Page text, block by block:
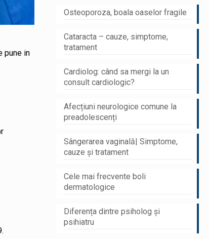
pune in
Osteoporoza, boala oaselor fragile
Cataracta – cauze, simptome,
tratament
Cardiolog: când sa mergi la un
consult cardiologic?
Afecțiuni neurologice comune la
preadolescenți
Sângerarea vaginală| Simptome,
cauze și tratament
Cele mai frecvente boli
dermatologice
Diferența dintre psiholog și
psihiatru